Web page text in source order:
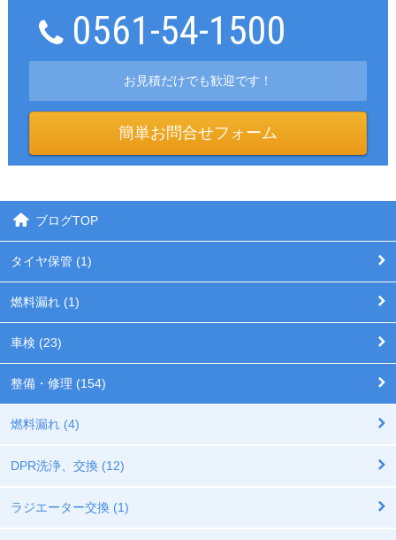
0561-54-1500
お見積だけでも歓迎です！
簡単お問合せフォーム
ブログTOP
タイヤ保管 (1)
燃料漏れ (1)
車検 (23)
整備・修理 (154)
燃料漏れ (4)
DPR洗浄、交換 (12)
ラジエーター交換 (1)